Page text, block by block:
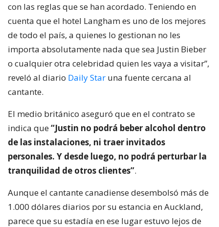
con las reglas que se han acordado. Teniendo en
cuenta que el hotel Langham es uno de los mejores
de todo el país, a quienes lo gestionan no les
importa absolutamente nada que sea Justin Bieber
o cualquier otra celebridad quien les vaya a visitar”,
reveló al diario Daily Star una fuente cercana al
cantante.
El medio británico aseguró que en el contrato se
indica que“Justin no podrá beber alcohol dentro
de las instalaciones, ni traer invitados
personales. Y desde luego, no podrá perturbar la
tranquilidad de otros clientes”.
Aunque el cantante canadiense desembolsó más de
1.000 dólares diarios por su estancia en Auckland,
parece que su estadía en ese lugar estuvo lejos de